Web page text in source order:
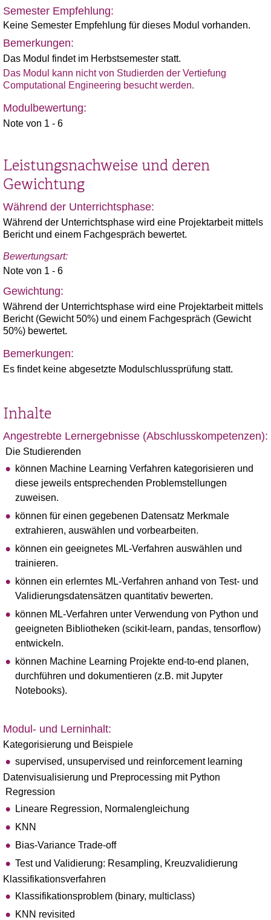
Semester Empfehlung:
Keine Semester Empfehlung für dieses Modul vorhanden.
Bemerkungen:
Das Modul findet im Herbstsemester statt.
Das Modul kann nicht von Studierden der Vertiefung
Computational Engineering besucht werden.
Modulbewertung:
Note von 1 - 6
Leistungsnachweise und deren
Gewichtung
Während der Unterrichtsphase:
Während der Unterrichtsphase wird eine Projektarbeit mittels
Bericht und einem Fachgespräch bewertet.
Bewertungsart:
Note von 1 - 6
Gewichtung:
Während der Unterrichtsphase wird eine Projektarbeit mittels
Bericht (Gewicht 50%) und einem Fachgespräch (Gewicht
50%) bewertet.
Bemerkungen:
Es findet keine abgesetzte Modulschlussprüfung statt.
Inhalte
Angestrebte Lernergebnisse (Abschlusskompetenzen):
Die Studierenden
können Machine Learning Verfahren kategorisieren und
diese jeweils entsprechenden Problemstellungen
zuweisen.
können für einen gegebenen Datensatz Merkmale
extrahieren, auswählen und vorbearbeiten.
können ein geeignetes ML-Verfahren auswählen und
trainieren.
können ein erlerntes ML-Verfahren anhand von Test- und
Validierungsdatensätzen quantitativ bewerten.
können ML-Verfahren unter Verwendung von Python und
geeigneten Bibliotheken (scikit-learn, pandas, tensorflow)
entwickeln.
können Machine Learning Projekte end-to-end planen,
durchführen und dokumentieren (z.B. mit Jupyter
Notebooks).
Modul- und Lerninhalt:
Kategorisierung und Beispiele
supervised, unsupervised und reinforcement learning
Datenvisualisierung und Preprocessing mit Python
Regression
Lineare Regression, Normalengleichung
KNN
Bias-Variance Trade-off
Test und Validierung: Resampling, Kreuzvalidierung
Klassifikationsverfahren
Klassifikationsproblem (binary, multiclass)
KNN revisited